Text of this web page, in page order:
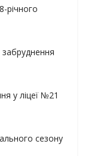
річного
у ліцеї №21
сезону